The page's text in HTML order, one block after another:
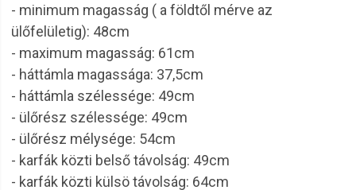
- minimum magasság ( a földtől mérve az
ülőfelületig): 48cm
- maximum magasság: 61cm
- háttámla magassága: 37,5cm
- háttámla szélessége: 49cm
- ülőrész szélessége: 49cm
- ülőrész mélysége: 54cm
- karfák közti belső távolság: 49cm
- karfák közti külsö távolság: 64cm